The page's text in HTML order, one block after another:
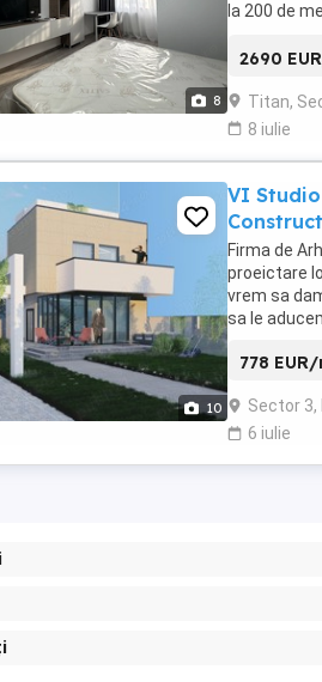
8
la 200 de
2690
Titan,
8 iulie
10
VI
Firma de
proeictare
vrem sa
sa le
778
Sector
6 iulie